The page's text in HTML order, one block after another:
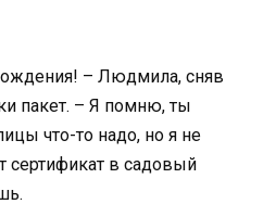
– Людмила, сняв
пакет. – Я помню, ты
что-то надо, но я не
сертификат в садовый